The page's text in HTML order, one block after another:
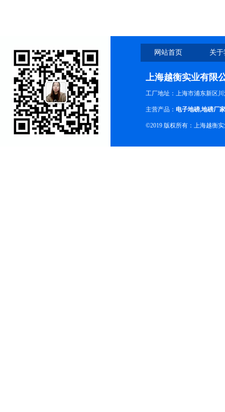
网站首页 关
上海越衡实业有限
工厂地址：上海市浦东新区川
主营产品： 电子地磅,地磅厂家
©2019 版权所有：上海越衡